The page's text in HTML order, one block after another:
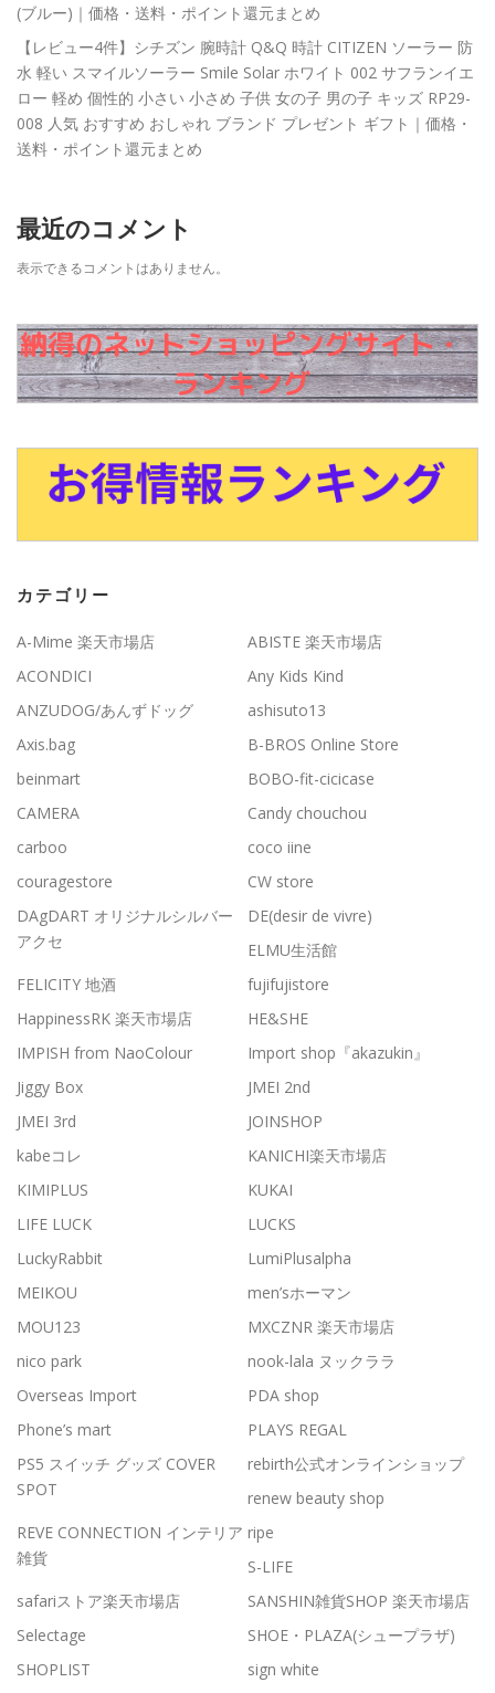
(ブルー)｜価格・送料・ポイント還元まとめ
【レビュー4件】シチズン 腕時計 Q&Q 時計 CITIZEN ソーラー 防
水 軽い スマイルソーラー Smile Solar ホワイト 002 サフランイエ
ロー 軽め 個性的 小さい 小さめ 子供 女の子 男の子 キッズ RP29-
008 人気 おすすめ おしゃれ ブランド プレゼント ギフト｜価格・
送料・ポイント還元まとめ
最近のコメント
表示できるコメントはありません。
カテゴリー
A-Mime 楽天市場店
ABISTE 楽天市場店
ACONDICI
Any Kids Kind
ANZUDOG/あんずドッグ
ashisuto13
Axis.bag
B-BROS Online Store
beinmart
BOBO-fit-cicicase
CAMERA
Candy chouchou
carboo
coco iine
couragestore
CW store
DAgDART オリジナルシルバー
アクセ
DE(desir de vivre)
ELMU生活館
FELICITY 地酒
fujifujistore
HappinessRK 楽天市場店
HE&SHE
IMPISH from NaoColour
Import shop『akazukin』
Jiggy Box
JMEI 2nd
JMEI 3rd
JOINSHOP
kabeコレ
KANICHI楽天市場店
KIMIPLUS
KUKAI
LIFE LUCK
LUCKS
LuckyRabbit
LumiPlusalpha
MEIKOU
men’sホーマン
MOU123
MXCZNR 楽天市場店
nico park
nook-lala ヌックララ
Overseas Import
PDA shop
Phone’s mart
PLAYS REGAL
PS5 スイッチ グッズ COVER
SPOT
rebirth公式オンラインショップ
renew beauty shop
REVE CONNECTION インテリア
雑貨
ripe
S-LIFE
safariストア楽天市場店
SANSHIN雑貨SHOP 楽天市場店
Selectage
SHOE・PLAZA(シュープラザ)
SHOPLIST
sign white